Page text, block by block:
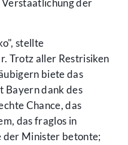
der
stellte
Trotz aller Restrisiken
biete das
Bayern dank des
Chance, das
das fraglos in
der Minister betonte;